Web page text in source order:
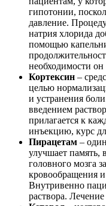
гипотонии,
давление.
натрия хлорида
помощью
необходимости он
Кортексин –
целью
и устранения
введением
прилагается к
инъекцию, курс
Пирацетам –
улучшает память,
головного мозга
кровообращения
Внутривенно
раствора.